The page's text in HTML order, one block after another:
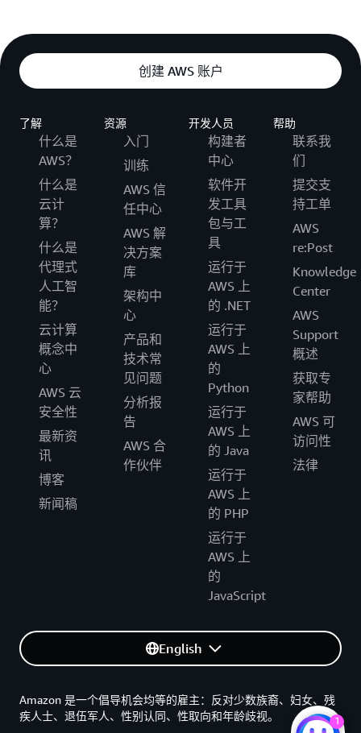
创建 AWS 账户
了解
什么是
AWS？
什么是
云计
算？
什么是
代理式
人工智
能？
云计算
概念中
心
AWS 云
安全性
最新资
讯
博客
新闻稿
资源
入门
训练
AWS 信
任中心
AWS 解
决方案
库
架构中
心
产品和
技术常
见问题
分析报
告
AWS 合
作伙伴
开发人员
构建者
中心
软件开
发工具
包与工
具
运行于
AWS 上
的 .NET
运行于
AWS 上
的
Python
运行于
AWS 上
的 Java
运行于
AWS 上
的 PHP
运行于
AWS 上
的
JavaScript
帮助
联系我
们
提交支
持工单
AWS
re:Post
Knowledge
Center
AWS
Support
概述
获取专
家帮助
AWS 可
访问性
法律
English
Amazon 是一个倡导机会均等的雇主：反对少数族裔、妇女、残
疾人士、退伍军人、性别认同、性取向和年龄歧视。
1